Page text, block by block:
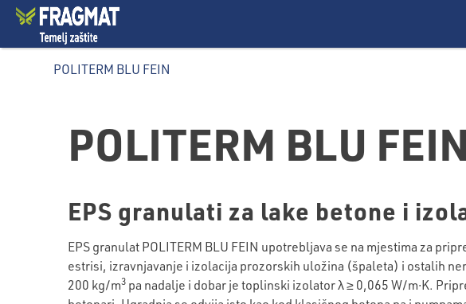
POLITERM BLU FEIN
POLITERM BLU FEIN
EPS granulati za lake betone i
EPS granulat POLITERM BLU FEIN upotrebljava se na mjestima za
estrisi, izravnjavanje i izolacija prozorskih uložina (špaleta) i ostalih
200 kg/m3 pa nadalje i dobar je toplinski izolator λ ≥ 0,065 W/m∙K.